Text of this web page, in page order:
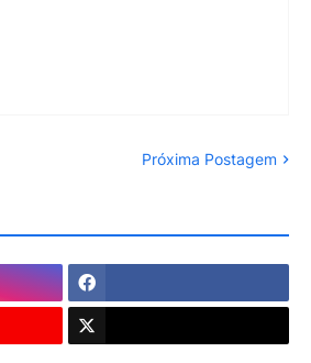
Próxima Postagem